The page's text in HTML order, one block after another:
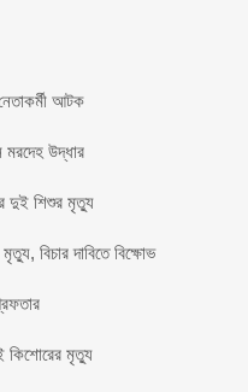
আটক
মরদেহ উদ্ধার
দুই শিশুর মৃত্যু
বিচার দাবিতে বিক্ষোভ
কিশোরের মৃত্যু